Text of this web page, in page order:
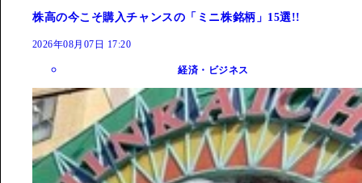
株高の今こそ購入チャンスの「ミニ株銘柄」15選!!
2026年08月07日 17:20
経済・ビジネス